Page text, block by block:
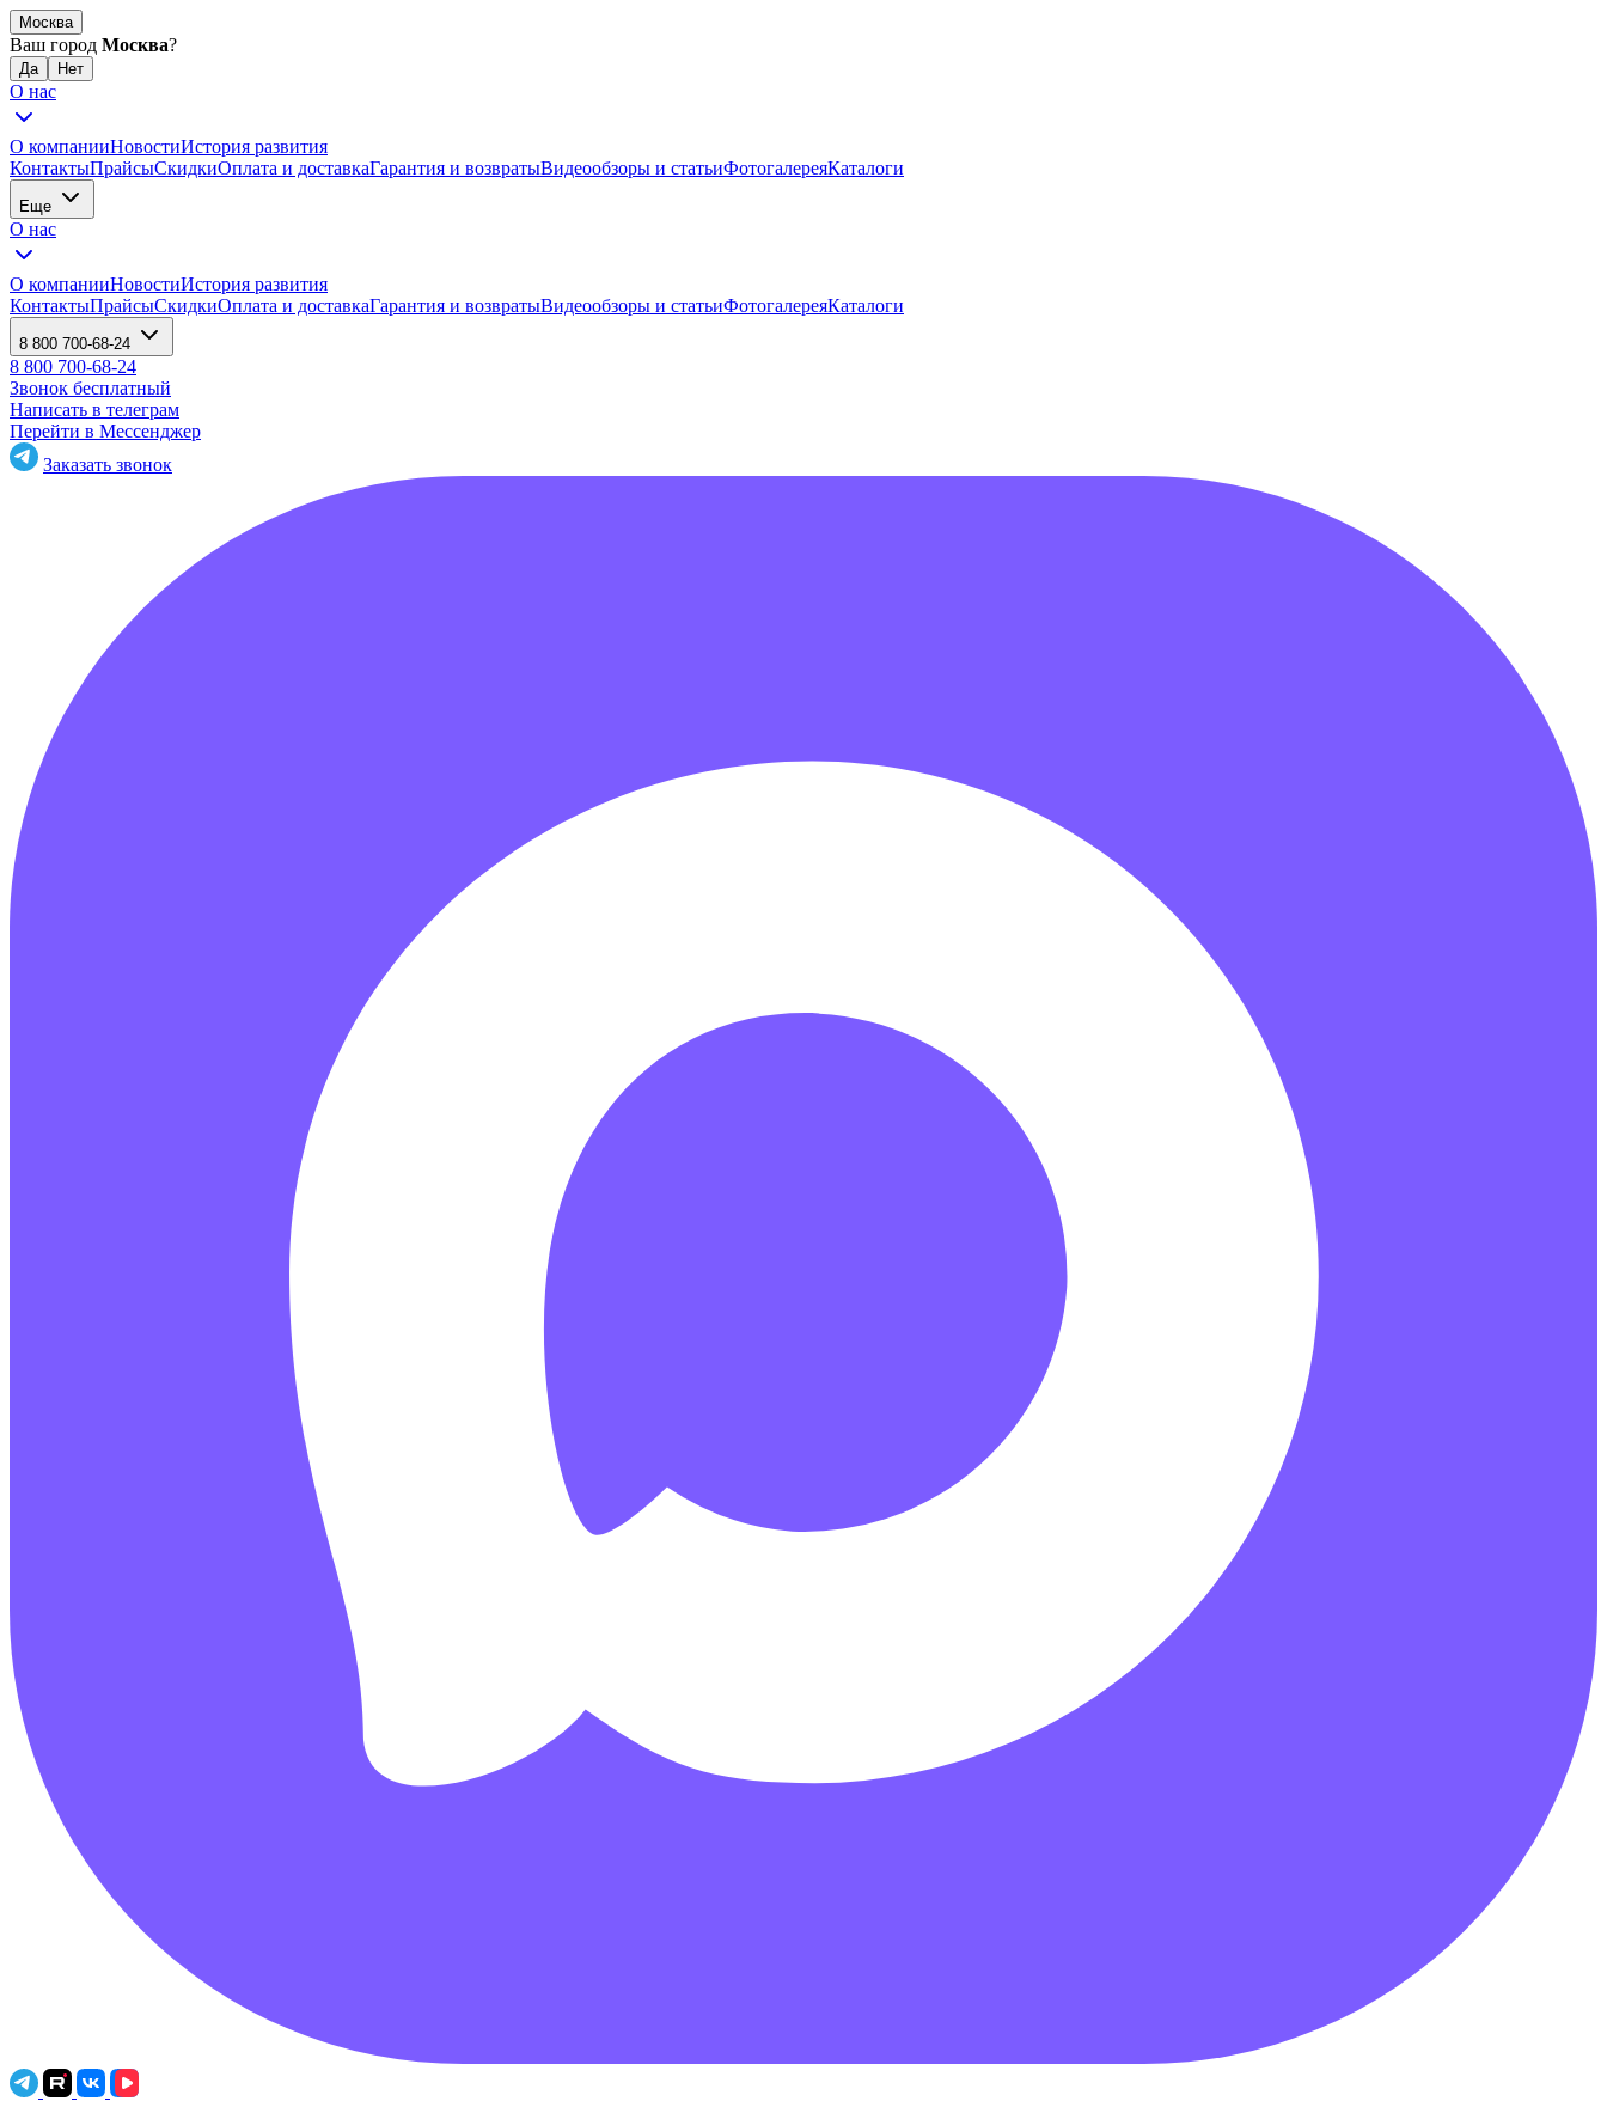
Москва
Ваш город Москва?
О нас
О компанииНовостиИстория развития
КонтактыПрайсыСкидкиОплата и доставкаГарантия и возвратыВидеообзоры и статьиФотогалереяКаталоги
Еще
О нас
О компанииНовостиИстория развития
КонтактыПрайсыСкидкиОплата и доставкаГарантия и возвратыВидеообзоры и статьиФотогалереяКаталоги
8 800 700-68-24
8 800 700-68-24
Звонок бесплатный
Написать в телеграм
Перейти в Мессенджер
Заказать звонок